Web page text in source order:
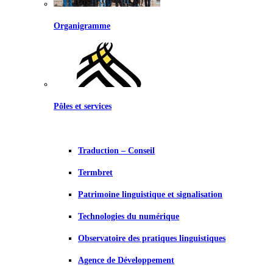
Organigramme
Pôles et services
Traduction – Conseil
Termbret
Patrimoine linguistique et signalisation
Technologies du numérique
Observatoire des pratiques linguistiques
Agence de Développement